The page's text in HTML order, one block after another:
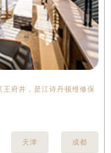
府井，是江诗丹顿维修保
天津 成都